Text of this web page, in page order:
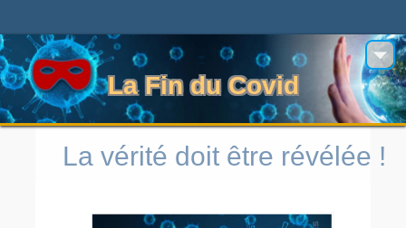
La Fin du Covid
La vérité doit être révélée !